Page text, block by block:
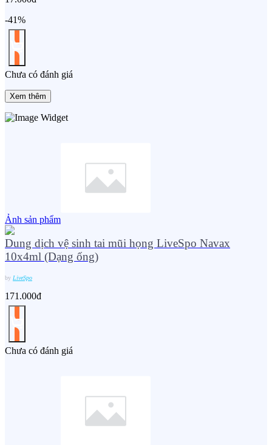
-41%
Chưa có đánh giá
Xem thêm
Ảnh sản phẩm
Dung dịch vệ sinh tai mũi họng LiveSpo Navax
10x4ml (Dạng ống)
by LiveSpo
171.000đ
Chưa có đánh giá